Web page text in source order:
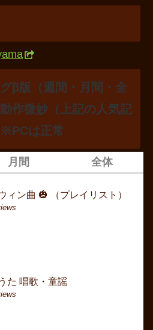
β版（週間・月間・全
作微妙（上記の人気記
は正常
ィン曲 🎃 （プレイリスト）
た 唱歌・童謡
月間
ハロウィン曲 🎃 （プ
7月曲名一覧（J-POP
全体
ハロウィン曲 🎃 （プ
カムカムエヴリバディ